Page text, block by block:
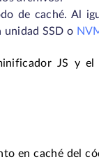
de caché. Al
unidad SSD o
JS y
en caché del